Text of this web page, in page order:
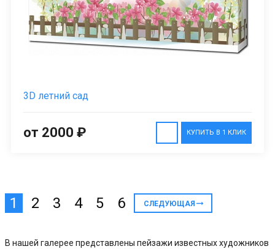
3D летний сад
КУПИТЬ В 1 КЛИК
от 2000 ₽
1 2 3 4 5 6 СЛЕДУЮЩАЯ
В нашей галерее представлены пейзажи известных художников